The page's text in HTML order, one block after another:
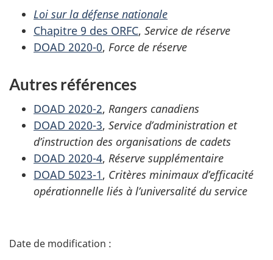
Loi sur la défense nationale
Chapitre 9 des ORFC, Service de réserve
DOAD 2020-0, Force de réserve
Autres références
DOAD 2020-2, Rangers canadiens
DOAD 2020-3, Service d’administration et
d’instruction des organisations de cadets
DOAD 2020-4, Réserve supplémentaire
DOAD 5023-1, Critères minimaux d’efficacité
opérationnelle liés à l’universalité du service
D